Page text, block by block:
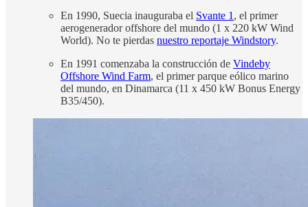
En 1990, Suecia inauguraba el Svante 1 , el primer
aerogenerador offshore del mundo (1 x 220 kW Wind
World). No te pierdas nuestro reportaje Windstory.
En 1991 comenzaba la construcción de Vindeby
Offshore Wind Farm, el primer parque eólico marino
del mundo, en Dinamarca (11 x 450 kW Bonus Energy
B35/450).